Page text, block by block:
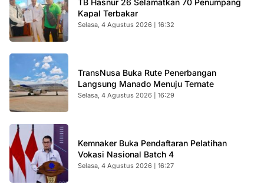
TB Hasnur 26 Selamatkan 70 Penumpang
Kapal Terbakar
Selasa, 4 Agustus 2026 | 16:32
TransNusa Buka Rute Penerbangan
Langsung Manado Menuju Ternate
Selasa, 4 Agustus 2026 | 16:29
Kemnaker Buka Pendaftaran Pelatihan
Vokasi Nasional Batch 4
Selasa, 4 Agustus 2026 | 16:27